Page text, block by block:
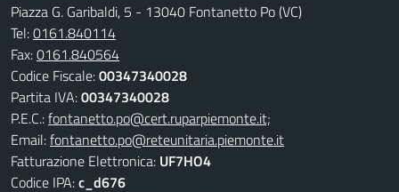
Piazza G. Garibaldi, 5 - 13040 Fontanetto Po (VC)
Tel:0161.840114
Fax:0161.840564
Codice Fiscale:00347340028
Partita IVA:00347340028
P.E.C.:fontanetto.po@cert.ruparpiemonte.it;
Email:fontanetto.po@reteunitaria.piemonte.it
Fatturazione Elettronica: UF7HO4
Codice IPA:c_d676